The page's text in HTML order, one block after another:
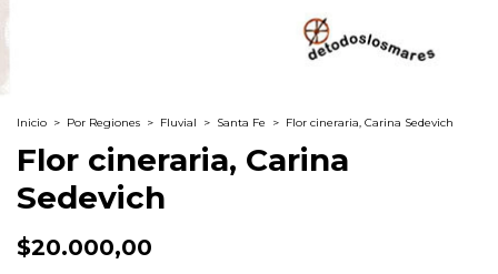
Inicio > Por Regiones > Fluvial > Santa Fe > Flor cineraria, Carina Sedevich
Flor cineraria, Carina
Sedevich
$20.000,00